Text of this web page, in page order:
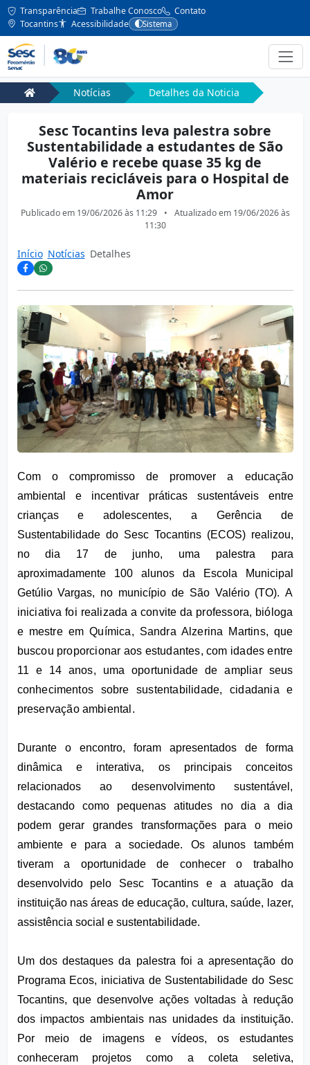
Transparência Trabalhe Conosco
Contato
Tocantins
Acessibilidade Sistema
Notícias Detalhes da Noticia
Sesc Tocantins leva palestra sobre
Sustentabilidade a estudantes de São
Valério e recebe quase 35 kg de
materiais recicláveis para o Hospital de
Amor
Publicado em 19/06/2026 às 11:29 • Atualizado em 19/06/2026 às
11:30
Início Notícias Detalhes
Com o compromisso de promover a educação
ambiental e incentivar práticas sustentáveis entre
crianças e adolescentes, a Gerência de
Sustentabilidade do Sesc Tocantins (ECOS) realizou,
no dia 17 de junho, uma palestra para
aproximadamente 100 alunos da Escola Municipal
Getúlio Vargas, no município de São Valério (TO). A
iniciativa foi realizada a convite da professora, bióloga
e mestre em Química, Sandra Alzerina Martins, que
buscou proporcionar aos estudantes, com idades entre
11 e 14 anos, uma oportunidade de ampliar seus
conhecimentos sobre sustentabilidade, cidadania e
preservação ambiental.
Durante o encontro, foram apresentados de forma
dinâmica e interativa, os principais conceitos
relacionados ao desenvolvimento sustentável,
destacando como pequenas atitudes no dia a dia
podem gerar grandes transformações para o meio
ambiente e para a sociedade. Os alunos também
tiveram a oportunidade de conhecer o trabalho
desenvolvido pelo Sesc Tocantins e a atuação da
instituição nas áreas de educação, cultura, saúde, lazer,
assistência social e sustentabilidade.
Um dos destaques da palestra foi a apresentação do
Programa Ecos, iniciativa de Sustentabilidade do Sesc
Tocantins, que desenvolve ações voltadas à redução
dos impactos ambientais nas unidades da instituição.
Por meio de imagens e vídeos, os estudantes
conheceram projetos como a coleta seletiva,